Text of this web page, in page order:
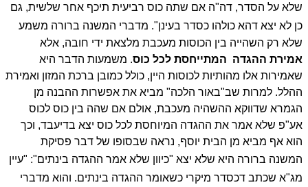
שלא על הסדר, דה"ה אם שתה כוס רביעית תיכף אחר שלשית, גם
כן לא יצא דהא כולהו כסדר בעינן". מדברי המשנה ברורה משמע
שלא רק השהייה בין הכוסות מעכבת מלצאת ידי חובה, אלא
אמירת ההגדה המתייחסת לכל כוס. משמעות הדבר היא
שאמירות אלו מהותיות לכוסות היין, כולל כמובן ברכת המזון ואמירת
ההלל. למרות שב"באור הלכה" מביא את אפשרות ההבנה מן
הגמרא שדווקא ההשהיה מעכבת, אולם אם שהה בין כוס לכוס
אע"פ שלא אמר את ההגדה המיוחסת לכל כוס יצא בדיעבד, וכך
הוא אף מביא מן הבית יוסף, נראה שבסופו של דבר פסיקת
המשנה ברורה היא שלא יצא "כיוון שלא אמר ההגדה בינתים": "עיין
מג"א שכתב דכסדר מיקרי כשאומר ההגדה בינתים. והוא מדברי